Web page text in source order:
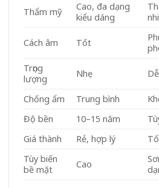
Thẩm mỹ
Cao, đa dạng
kiểu dáng
Cách âm Tốt
Trọng
lượng
Nhẹ
Chống ẩm Trung bình
Độ bền
10–15 năm
Giá thành
Rẻ, hợp lý
Tùy biến
bề mặt
Cao